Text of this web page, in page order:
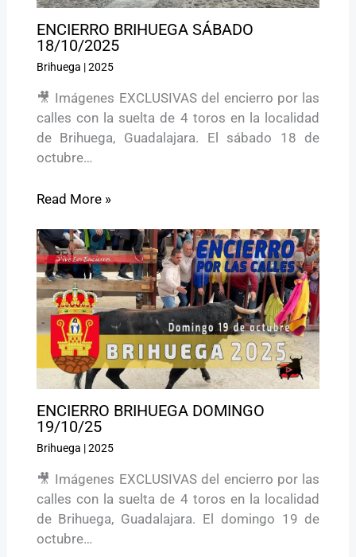
ENCIERRO BRIHUEGA SÁBADO
18/10/2025
Brihuega |2025
🎥 Imágenes EXCLUSIVAS del encierro por las
calles con la suelta de 4 toros en la localidad
de Brihuega, Guadalajara. El sábado 18 de
octubre…
Read More »
ENCIERRO BRIHUEGA DOMINGO
19/10/25
Brihuega |2025
🎥 Imágenes EXCLUSIVAS del encierro por las
calles con la suelta de 4 toros en la localidad
de Brihuega, Guadalajara. El domingo 19 de
octubre…